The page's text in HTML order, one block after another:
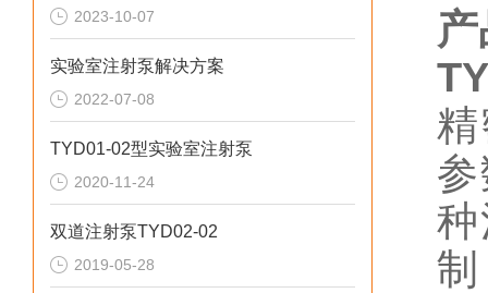
2023-10-07
实验室注射泵解决方案
2022-07-08
TYD01-02型实验室注射泵
2020-11-24
双道注射泵TYD02-02
2019-05-28